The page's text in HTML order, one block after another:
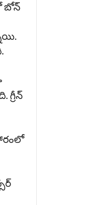
బోన్
గ్రీన్